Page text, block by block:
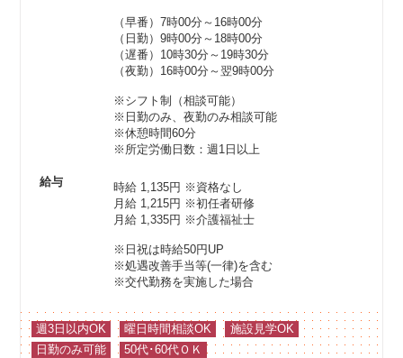
（早番）7時00分～16時00分
（日勤）9時00分～18時00分
（遅番）10時30分～19時30分
（夜勤）16時00分～翌9時00分
※シフト制（相談可能）
※日勤のみ、夜勤のみ相談可能
※休憩時間60分
※所定労働日数：週1日以上
給与 時給 1,135円 ※資格なし
月給 1,215円 ※初任者研修
月給 1,335円 ※介護福祉士
※日祝は時給50円UP
※処遇改善手当等(一律)を含む
※交代勤務を実施した場合
週3日以内OK 曜日時間相談OK
施設見学OK
日勤のみ可能
50代･60代ＯＫ